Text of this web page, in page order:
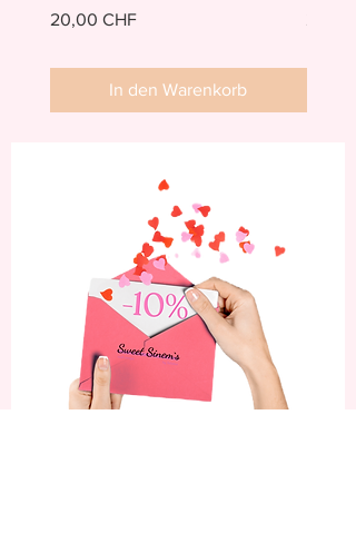
Preis
20,00 CHF
In den Warenkorb